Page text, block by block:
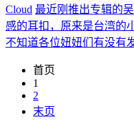
Cloud 最近刚推出专辑的
感的耳扣，原来是台湾的
不知道各位妞妞们有没有
首页
1
2
末页